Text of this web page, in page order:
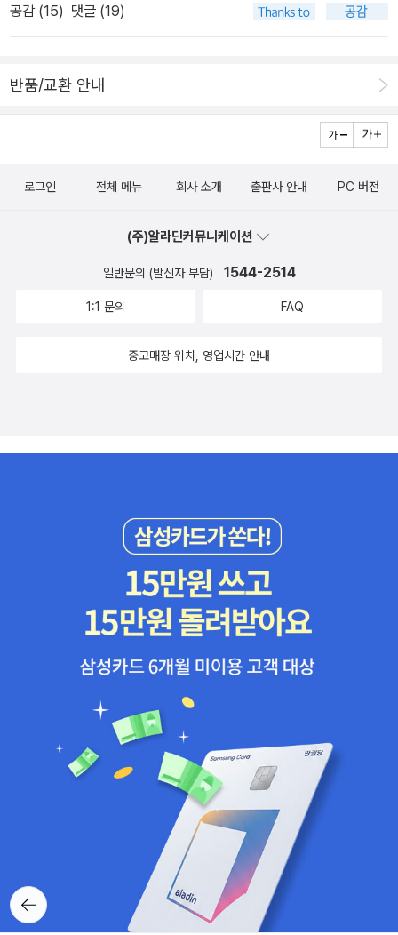
그 구원, 악에서 선을 이끌어내려는 신적 도모에 대한 찬양 등, 이 작
품은 그 현란한 고전문화와 이교문화에 대한 참조에도 불구하고 결국
문단은 한편에서는 셰익스피어를 비롯한 작가들이 대륙을 능가하는
시와 풍자시 같은 고전적인 서정시를 쓰고 있었다. 이처럼 그때까지
전 언어와 고전 문학, 기독교 정전에 박학다식했던 밀턴은 『실낙원』
‘기독교적 인문주의’를 일궈냈다. 고전 서사시의 전통을 그대로 이어
받으면서도, 그것을 초월하여 인문주의적이고 기독교적인 가치와 미
과의 싸움에서 대패한 사탄은 비통한 심정으로 불바다 속에 쓰러진
조되었다는, 인간이라 불리는 생물을 이용해서 복수할 것을 결의하
다. 『실낙원』의 전체 내용을 이야기하려면 각 4편씩 모두 3부로 나누
이어 지옥의 불바다에 떨어진 사탄이 부하 천사들을 독려하여 하나님
에 대한 복수를 획책하고, 그 방법으로 새로 창조되었다는 인간을 이
용할 것을 제안한다. 이 사명을 띠고 사탄은 홀로 혼돈의 심연을 건너
지구에 착륙한다. 2부: 제5편~제8편 사탄의 위험을 인간에게 경고하
에게 사탄군과 천사군 사이에 일어난 하늘에서의 전쟁과 사탄의 패배
를 이야기해주며 사탄의 꾐에 넘어가 하나님의 명을 거역하는 일이
없도록 경고한다. 이어 천지창조 이야기, 아담과 하와가 창조됐을 당
와는 사탄의 꼬임에 넘어가 선악과를 먹고 타락한다. 제10편에서는
타락의 직접적인 결과가 나타난다. 사탄의 자식들인 죄와 죽음이 지
옥에서 지구까지 긴 다리를 놓아 악이 마음대로 지구를 드나들게 하
고, 하나님의 명에 의해 천체 운행이 바뀌고 지구에 폭한과 폭서, 폭풍
과 우레 등 기상의 변화가 생기며 자연계에 약육강식의 법칙이 생긴
가는 알 수 없는 것이다'라는 진실에 도달한다. 한 아이가 휘트먼에게
자극해서 그는 다른 누구도 상상할 수 없을 만큼 멋진 비유적 표현을
관습들을 단절하는 일이 얼마나 어려운지 에밀리 디킨슨은 사회적으
문화의 계속성과는 단절되어 있다. 이런 점에서 그녀는 가장 위대한
에머슨의 뒤를 이어 형식이나 시적 태도 면에서 근본적인 혁신을 일
궈 냈다.반면 디킨슨은 셰익스피어나 윌리엄 블레이크처럼 모든 일을
었노라ㅡ'현재의 삶'은 이렇게 되리라내가 몰랐던 어떤 것ㅡ거짓된 낙
원그대의 왕국이ㅡ'미래의 삶'은, 내게,너무도 소박한 집내 구원자의
얼굴에서내가 인식하지 못한다면 그대 자신의ㅡ그가 나와 맞바꾸려
는의심 많은 불멸성과그대의 어두운 얼굴로그 외의 모든 것을 박탈당
한 채천국과 지옥에 대해 나는 또한 비난의 권리를이 얼굴을 그의 귀
'신이 사랑이라면'울는 그러함이 틀림없으리라 생각하리라왜냐하면
그는 '질투심 많은 신'이기 때문에그가 우리에게 분명히 말하듯그에게
있어 '모든 것이 가능하다' 한다면그가 시인하듯이그는 결국 우리에게
반환하리라.우리의 빼앗긴 신들을ㅡ그녀는 죽어가는 자기 연인에게
그 시를 쓰는 순간 '멈추어라/ 죽음을 넘어서'라고 요구한다. 그녀는
죽음이나 신과 다투는 게 아니라 이제 떠나려는 연인과 다투는 것으
로 이어서 상실을 위로하는 전통적인 지혜와 맞서게 된다.이 위대한
시(「시 1260」)를 큰 소리로 읽으면 디킨슨의 신비로운 힘을 얻게 되
는데, 그것은 부분적으로는 설익은 위안을 거부하는 힘이기도 하다.
그러나 이 시가 지닌 가장 큰 힘은 비상한 '자립' 정신에 있다. 이 점에
서 디킨슨과 휘트먼의 스승인 에머슨에 필적할 만하다. 파괴적 신의
관적이며 밀턴스스로헤쳐온정치적 풍랑의 번뇌와 회복하지 못한 이
'그는 모든 진실로 위대한 시인이 그랬던 것처럼 의인이었다. 종교에
서든 정치에서든 사회에서든 자신의 열망을 실현하는 것이 불가능하
다는 것을 깨닫게 되자 그는 자신 안에 있는 빛과 살아있는 정신에 대
현함으로써 세계에 복수하는 방식을 택했다.'고 한다.2. 낭만주의자
다. 그는 시인을 넘어 혁명가이자 선지자로서 새로운 세대에 하나의
이상형으로 그려졌다. 예술적 창조물을 예술가 자신의 표상으로 보는
시'로 바라보는 사람이야말로 진정한 시인이라는 것이 밀턴의 말이
속된다.20세기 전반에 모더니스트들의 밀턴에 대한 학문적 평가는
루클린 액센트에 악마적인 변호사 '존 밀턴'을 연기하는 것도 이러한
흐름들 중 하나라고 하니 더 재미있다. 몇 가지 최근에 나온 밀턴의 영
향을 살펴볼 수 있는 작품들의 목록이다.4. 음악에서의 밀턴(Musica
l Milton)특히, 음악에서 밀턴의 시가 많은 음악에 영감을 주었다는
것도 주목할 만하다. 그의 서정시, 서사시의 가사들이 많은 작곡가들
들을 수 있는 것도 기쁜 일이다. 프레드릭 헨델의 1742년 오라토리오
<삼손>에서 이스라엘인들과 팔레스타인인들이 서로의 신의 덕성을
찬양하는 장면에서, 요셉 하이든의 1798년 오라토리오 <천지창조>
에서 성서의 '창세기'와 '시편'과 어울리며 밀턴의 시가 사용되었다.크
리스토퍼 프라이(Christopher Fry)의 리브레토에서 신의 목소리와
함께 등장하는 또 다른 나레이터로 등장하는 인물은 밀턴이다. 프라
이는 그의 오페라를 홀로 있는 밀턴과 그가 속해있는 스테이지의 어
둠으로부터 시작한다.밀턴의 생애와 그 영향을 돌아보니 가슴이 두근
거린다. 격렬한 열정과 비탄, 고전적 스타일과 덕성, 고결한 의무와 영
생에 대한 지향. 밀턴의 <실낙원>을 다시 펼쳐보고 새롭게 찾게 된
다른 작가들의 글 속에서 밀턴도느끼고 싶어졌다.그를 생각하며 작곡
심이 간다. 이번에는 <시튼 동물기>에 <셜록 홈스> 시리즈를 결합시
켰다고 하는데,어린시절 나를 사로잡았던 두 작품의 만남이라니기대
기나 다람쥐의 도움으로 보험금을 노린 살인사건을 밝혀내기도 하고,
다고 하는데 유머러스한 작품이 아닐까 싶다.그 외 관심서적. 그리고
공감 (15) 댓글 (19)
반품/교환 안내
뒤로가
기
로그인 전체 메뉴 회사 소개 출판사 안내 PC 버전
(주)알라딘커뮤니케이션
일반문의 (발신자 부담) 1544-2514
1:1 문의 FAQ
중고매장 위치, 영업시간 안내